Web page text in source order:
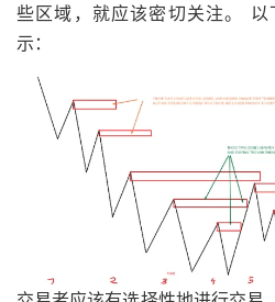
些区域，就应该密切关注。
示：